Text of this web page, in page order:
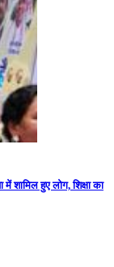
शामिल हुए लोग, शिक्षा का